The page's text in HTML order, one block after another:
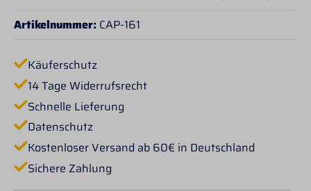
Artikelnummer: CAP-161
Käuferschutz
14 Tage Widerrufsrecht
Schnelle Lieferung
Datenschutz
Kostenloser Versand ab 60€ in Deutschland
Sichere Zahlung